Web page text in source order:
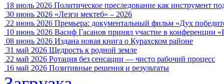
18 июль 2026 Политическое преследование как инструмент
30 июнь 2026 «Лезги мектеб» – 2026
22 июнь 2026 Премьера: документальный фильм «Дух
10 июнь 2026 Васиф Гасанов принял участие в конференции
08 июнь 2026 Издана новая книга о Курахском районе
31 май 2026 Щедрость к родной земле
22 май 2026 Ротация без сенсации — чисто рабочий процесс
16 май 2026 Позитивные решения и результаты